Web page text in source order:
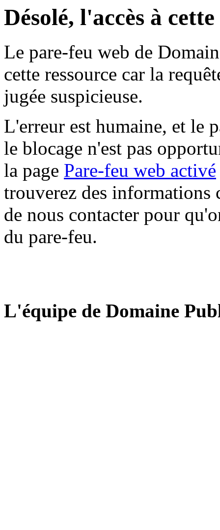
Désolé, l'accès à
Le pare-feu web de
cette ressource car la
jugée suspicieuse.
L'erreur est humaine, et le
le blocage n'est pas
la page Pare-feu web activé
trouverez des informations
de nous contacter pour
du pare-feu.
L'équipe de Domaine